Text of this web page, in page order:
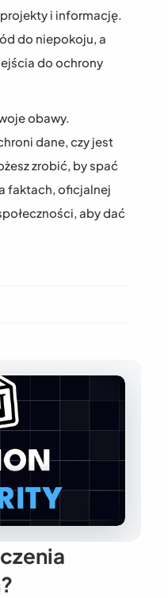
i informację.
do niepokoju, a
do ochrony
obawy.
dane, czy jest
zrobić, by spać
faktach, oficjalnej
aby dać